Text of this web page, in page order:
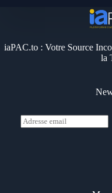
iaPAC.to : Votre Source
la
E
m